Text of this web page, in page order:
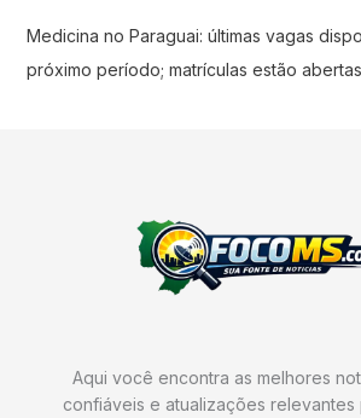
Medicina no Paraguai: últimas vagas
próximo período; matrículas estão abertas
Aqui você encontra as melhores
confiáveis e atualizações relevantes